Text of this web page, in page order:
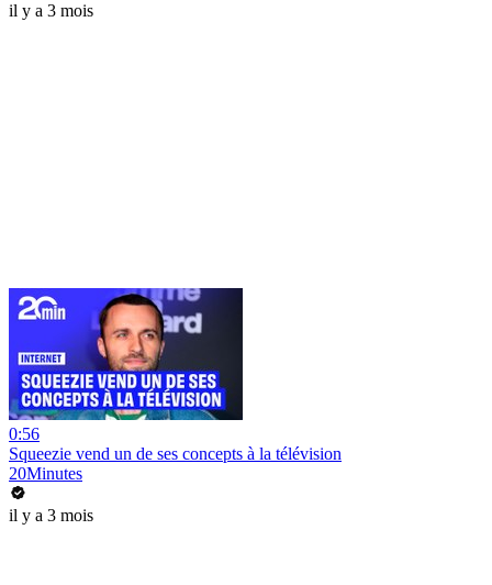
il y a 3 mois
0:56
Squeezie vend un de ses concepts à la télévision
20Minutes
il y a 3 mois